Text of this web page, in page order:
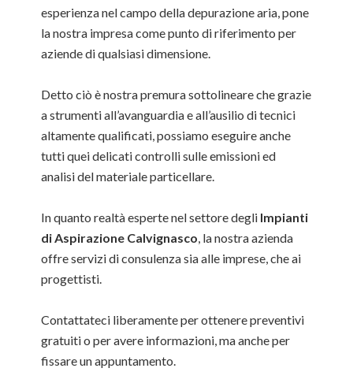
esperienza nel campo della depurazione aria, pone
la nostra impresa come punto di riferimento per
aziende di qualsiasi dimensione.
Detto ciò è nostra premura sottolineare che grazie
a strumenti all’avanguardia e all’ausilio di tecnici
altamente qualificati, possiamo eseguire anche
tutti quei delicati controlli sulle emissioni ed
analisi del materiale particellare.
In quanto realtà esperte nel settore degli Impianti
di Aspirazione Calvignasco, la nostra azienda
offre servizi di consulenza sia alle imprese, che ai
progettisti.
Contattateci liberamente per ottenere preventivi
gratuiti o per avere informazioni, ma anche per
fissare un appuntamento.